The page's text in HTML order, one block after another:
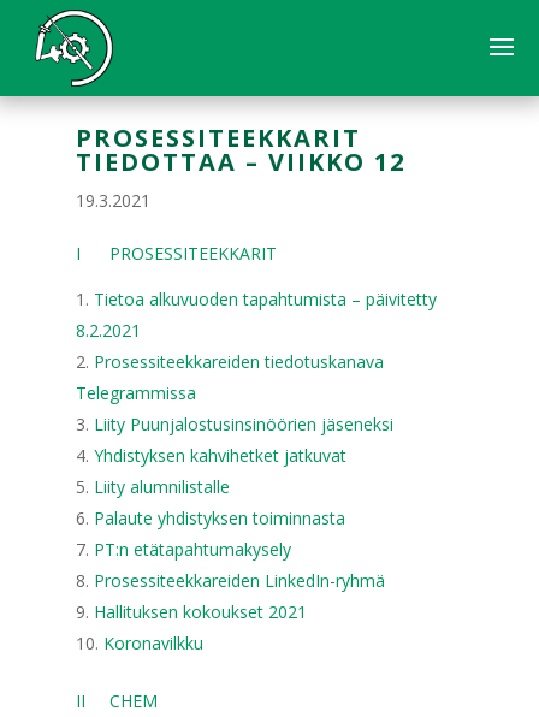
PROSESSITEEKKARIT
TIEDOTTAA – VIIKKO 12
19.3.2021
I PROSESSITEEKKARIT
Tietoa alkuvuoden tapahtumista – päivitetty
8.2.2021
Prosessiteekkareiden tiedotuskanava
Telegrammissa
Liity Puunjalostusinsinöörien jäseneksi
Yhdistyksen kahvihetket jatkuvat
Liity alumnilistalle
Palaute yhdistyksen toiminnasta
PT:n etätapahtumakysely
Prosessiteekkareiden LinkedIn-ryhmä
Hallituksen kokoukset 2021
Koronavilkku
II CHEM